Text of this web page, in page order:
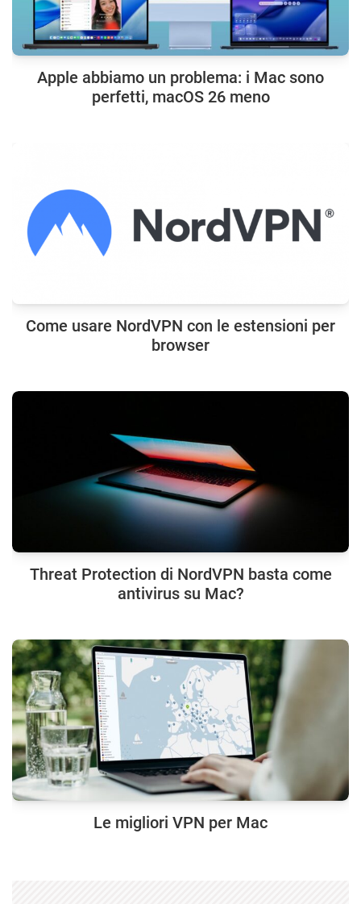
Apple abbiamo un problema: i Mac sono
perfetti, macOS 26 meno
Come usare NordVPN con le estensioni per
browser
Threat Protection di NordVPN basta come
antivirus su Mac?
Le migliori VPN per Mac